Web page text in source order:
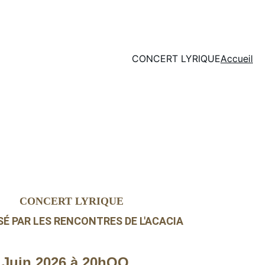
CONCERT LYRIQUEAccueil
CONCERT LYRIQUE
PAR LES RENCONTRES DE L'ACACIА